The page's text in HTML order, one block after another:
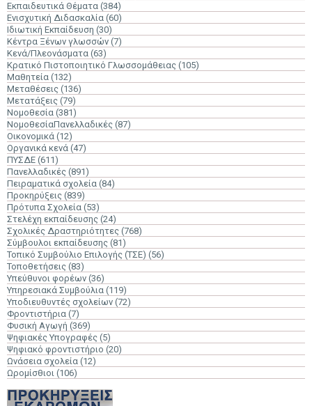
Εκπαιδευτικά Θέματα (384)
Ενισχυτική Διδασκαλία (60)
Ιδιωτική Εκπαίδευση (30)
Κέντρα Ξένων γλωσσών (7)
Κενά/Πλεονάσματα (63)
Κρατικό Πιστοποιητικό Γλωσσομάθειας (105)
Μαθητεία (132)
Μεταθέσεις (136)
Μετατάξεις (79)
Νομοθεσία (381)
ΝομοθεσίαΠανελλαδικές (87)
Οικονομικά (12)
Οργανικά κενά (47)
ΠΥΣΔΕ (611)
Πανελλαδικές (891)
Πειραματικά σχολεία (84)
Προκηρύξεις (839)
Πρότυπα Σχολεία (53)
Στελέχη εκπαίδευσης (24)
Σχολικές Δραστηριότητες (768)
Σύμβουλοι εκπαίδευσης (81)
Τοπικό Συμβούλιο Επιλογής (ΤΣΕ) (56)
Τοποθετήσεις (83)
Υπεύθυνοι φορέων (36)
Υπηρεσιακά Συμβούλια (119)
Υποδιευθυντές σχολείων (72)
Φροντιστήρια (7)
Φυσική Αγωγή (369)
Ψηφιακές Υπογραφές (5)
Ψηφιακό φροντιστήριο (20)
Ωνάσεια σχολεία (12)
Ωρομίσθιοι (106)